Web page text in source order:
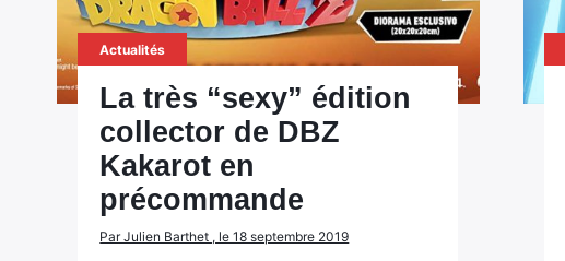
Actualités
La très “sexy” édition
collector de DBZ
Kakarot en
précommande
Par Julien Barthet , le 18 septembre 2019